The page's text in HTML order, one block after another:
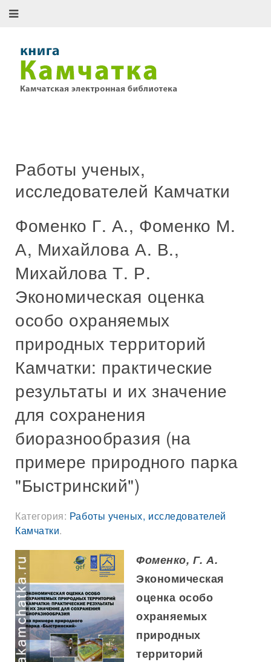
Работы ученых,
исследователей Камчатки
Фоменко Г. А., Фоменко М.
А, Михайлова А. В.,
Михайлова Т. Р.
Экономическая оценка
особо охраняемых
природных территорий
Камчатки: практические
результаты и их значение
для сохранения
биоразнообразия (на
примере природного парка
"Быстринский")
Категория: Работы ученых, исследователей
Камчатки.
Фоменко, Г. А.
Экономическая
оценка особо
охраняемых
природных
территорий